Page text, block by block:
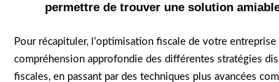
permettre de trouver une solution
Pour récapituler, l’optimisation fiscale de votre
compréhension approfondie des différentes stratégies
fiscales, en passant par des techniques plus avancées